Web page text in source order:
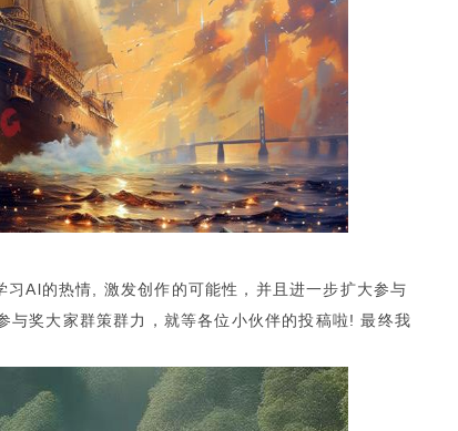
Al的热情, 激发创作的可能性，并且进一步扩大参与
与奖大家群策群力，就等各位小伙伴的投稿啦! 最终我